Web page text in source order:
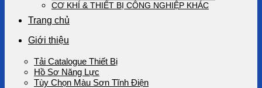
CƠ KHÍ & THIẾT BỊ CÔNG NGHIỆP KHÁC
Trang chủ
Giới thiệu
Tải Catalogue Thiết Bị
Hồ Sơ Năng Lực
Tùy Chọn Màu Sơn Tĩnh Điện